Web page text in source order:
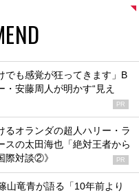
でも感覚が狂ってきます」B
・安藤周人が明かす“見え
PR
るオランダの超人ハリー・ラ
スの太田海也「絶対王者から
際対談②》
PR
山竜青が語る「10年前より